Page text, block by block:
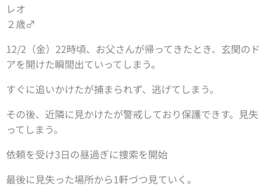
レオ
２歳♂
12/2（金）22時頃、お父さんが帰ってきたとき、玄関のド
アを開けた瞬間出ていってしまう。
すぐに追いかけたが捕まられず、逃げてしまう。
その後、近隣に見かけたが警戒しており保護できす。見失
ってしまう。
依頼を受け3日の昼過ぎに捜索を開始
最後に見失った場所から1軒づつ見ていく。